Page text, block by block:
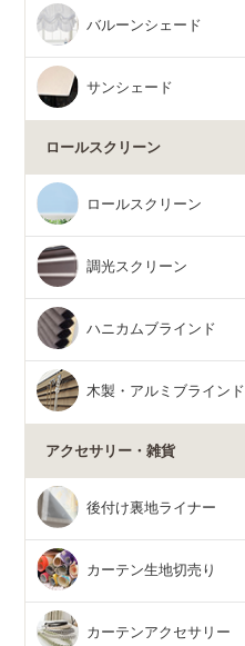
バルーンシェード
サンシェード
ロールスクリーン
ロールスクリーン
調光スクリーン
ハニカムブラインド
木製・アルミブラインド
アクセサリー・雑貨
後付け裏地ライナー
カーテン生地切売り
カーテンアクセサリー